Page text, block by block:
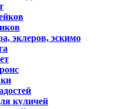
эклеров, эскимо
куличей